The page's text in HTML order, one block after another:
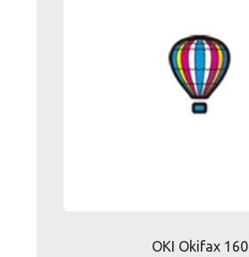
OKI Okifax 160